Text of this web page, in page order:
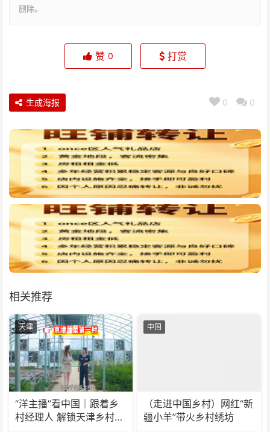
删除。
赞 0 打赏
0 0
生成海报
相关推荐
天津
“洋主播”看中国｜跟着乡
村经理人 解锁天津乡村振
中国
（走进中国乡村）网红“新
疆小羊”带火乡村绣坊